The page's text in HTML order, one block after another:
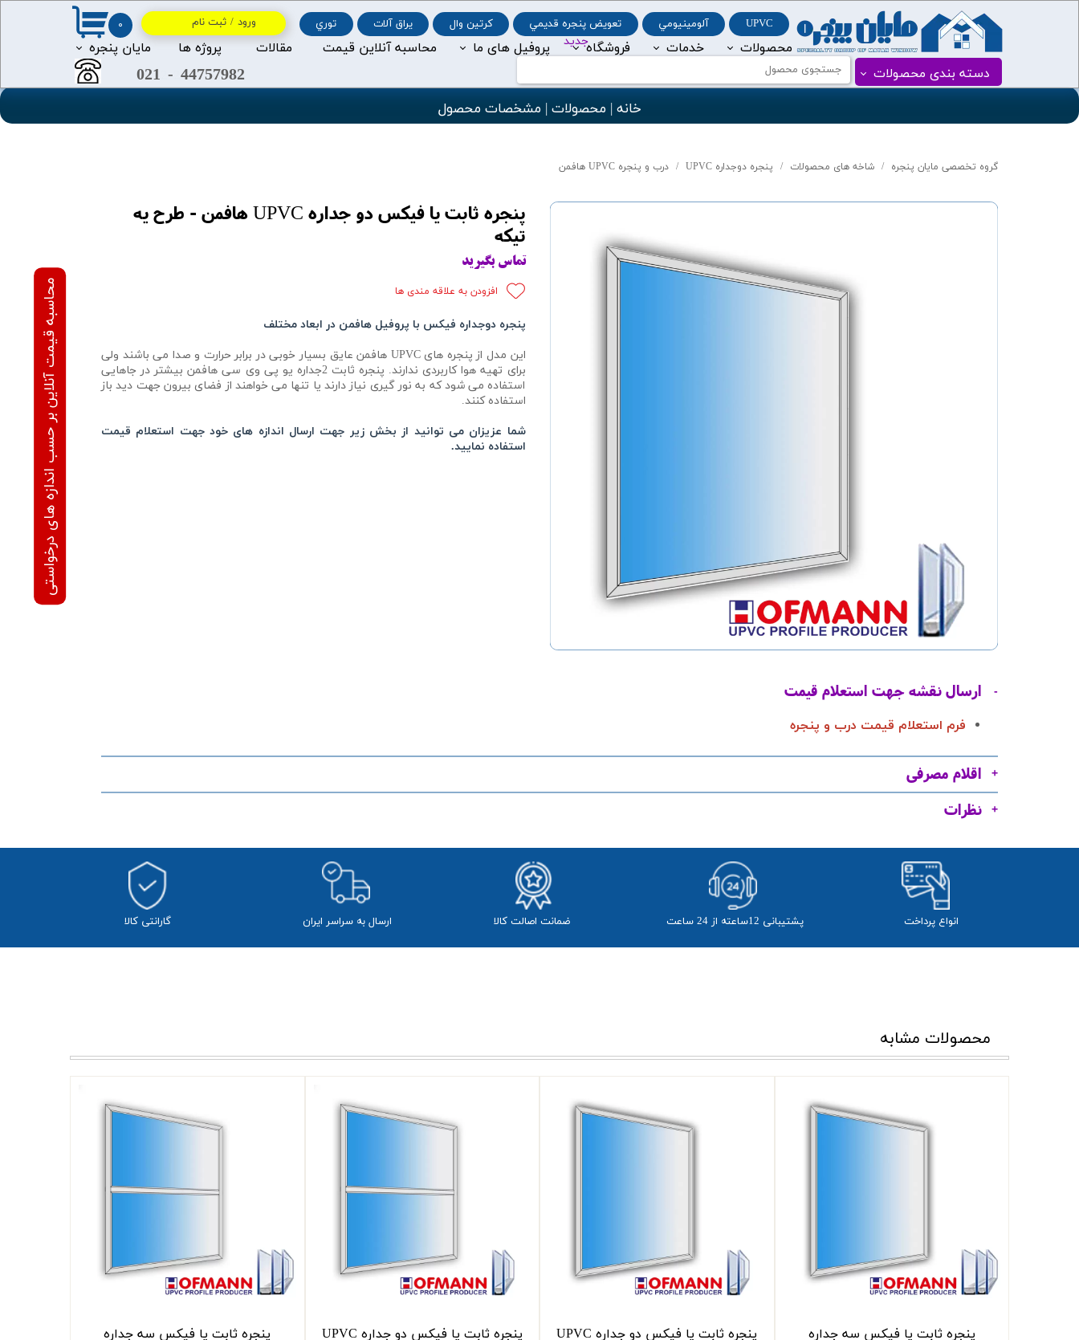
بِسْمِ ٱللَّٰهِ ٱلرَّحْمَٰنِ ٱلرَّحِيمِ/ اللَّهُمَّ اكْفِنِي بِحَلاَلِكَ عَنْ حَرَامِكَ، وَأغْنِنِي بِفَضْلِكَ عَمَّنْ سِواكَ
محصولات خدمات فروشگاه پروفیل های ما محاسبه آنلاین قیمت مقالات پروژه ها مايان پنجره
UPVC آلومينيومي تعويض پنجره قديمي کرتین وال يراق آلات توري ۰
جدید
ورود / ثبت نام
حساب کاربری من
تغییر گذر واژه دسته بندی محصولات 021 2- 244757982
خانه | محصولات | مشخصات محصول
گروه تخصصی مایان پنجره شاخه های محصولات پنجره دوجداره UPVC درب و پنجره UPVC هافمن
پنجره ثابت یا فیکس دو جداره UPVC هافمن - طرح یه
تیکه
تماس بگیرید
پنجره دوجداره فیکس با پروفیل هافمن در ابعاد مختلف
این مدل از پنجره های UPVC هافمن عایق بسیار خوبی در برابر حرارت و صدا می باشند ولی
برای تهیه هوا کاربردی ندارند. پنجره ثابت 2جداره یو پی وی سی هافمن بیشتر در جاهایی
استفاده می شود که به نور گیری نیاز دارند یا تنها می خواهند از فضای بیرون جهت دید باز
استفاده کنند.
شما عزیزان می توانید از بخش زیر جهت ارسال اندازه های خود جهت استعلام قیمت
استفاده نمایید.
افزودن به علاقه مندی ها
ارسال نقشه جهت استعلام قیمت
فرم استعلام قیمت درب و پنجره
اقلام مصرفی
نظرات
محاسبه قیمت آنلاین بر حسب اندازه های درخواستی
انواع پرداخت پشتیبانی 12ساعته از 24 ساعت ضمانت اصالت کالا ​ارسال به سراسر ایران ​​گارانتی کالا
محصولات مشابه
پنجره ثابت یا فیکس سه جداره
پنجره ثابت یا فیکس دو جداره UPVC
پنجره ثابت یا فیکس دو جداره UPVC
پنجره ثابت یا فیکس سه جداره